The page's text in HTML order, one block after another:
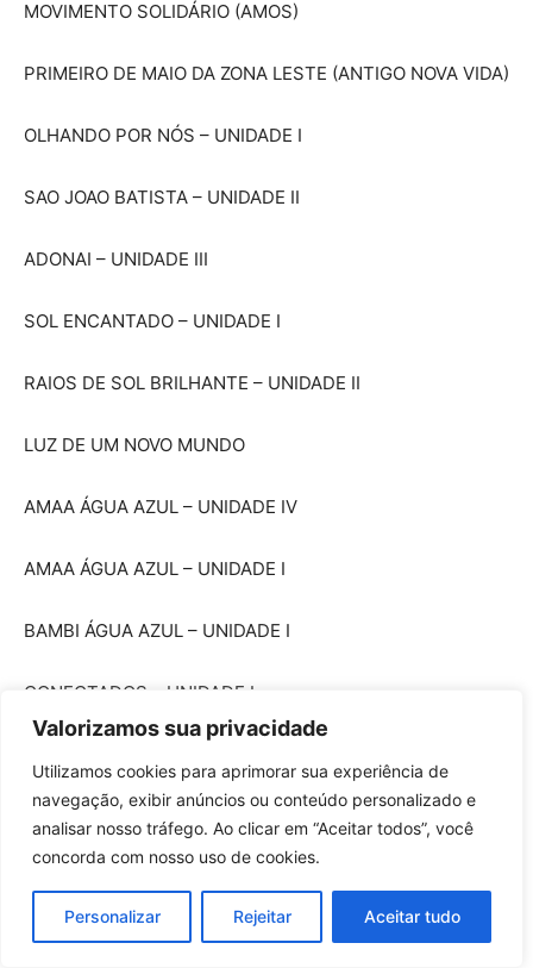
Valorizamos sua privacidade
Utilizamos cookies para aprimorar sua experiência de
navegação, exibir anúncios ou conteúdo personalizado e
analisar nosso tráfego. Ao clicar em “Aceitar todos”, você
concorda com nosso uso de cookies.
Personalizar Rejeitar Aceitar tudo
MOVIMENTO SOLIDÁRIO (AMOS)
PRIMEIRO DE MAIO DA ZONA LESTE (ANTIGO NOVA VIDA)
OLHANDO POR NÓS – UNIDADE I
SAO JOAO BATISTA – UNIDADE II
ADONAI – UNIDADE III
SOL ENCANTADO – UNIDADE I
RAIOS DE SOL BRILHANTE – UNIDADE II
LUZ DE UM NOVO MUNDO
AMAA ÁGUA AZUL – UNIDADE IV
AMAA ÁGUA AZUL – UNIDADE I
BAMBI ÁGUA AZUL – UNIDADE I
CONECTADOS – UNIDADE I
EPG CASTRO ALVES
EPG CLEMENTINA DE JESUS